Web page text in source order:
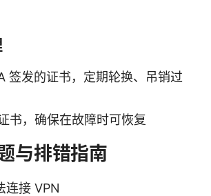
签发的证书，定期轮换、吊销过
书，确保在故障时可恢复
与排错指南
连接 VPN